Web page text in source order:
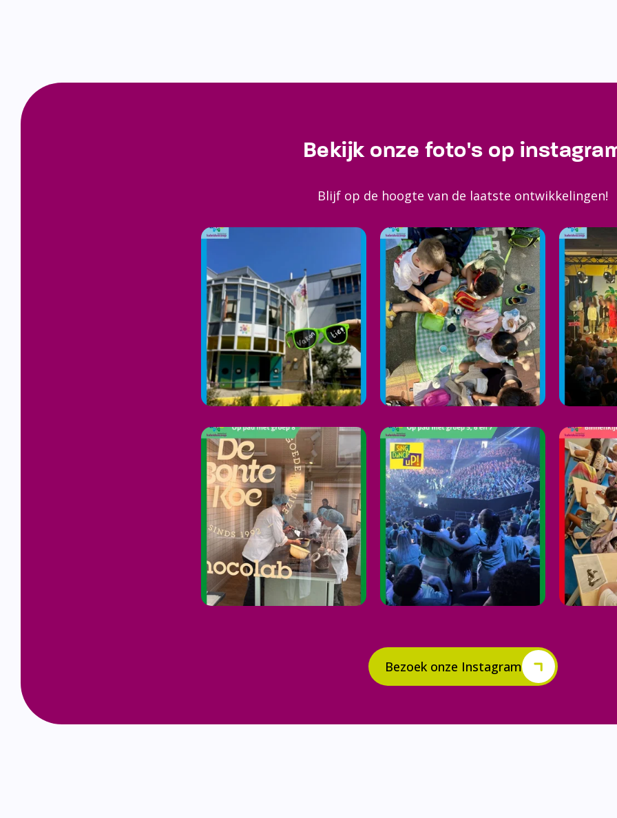
Bekijk onze foto's op
Blijf op de hoogte van de laatste ontwikkelingen!
Bezoek onze Instagram